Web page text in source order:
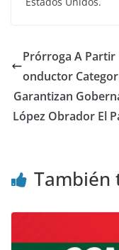
Prórroga A Partir
onductor
Garantizan
López Obrador El
También